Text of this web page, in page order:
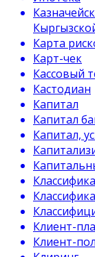
Карта
Карт-чек
Кассовый
Кастодиан
Капитал
Капитал
Капитал,
Клиент-
Клиент-